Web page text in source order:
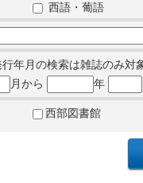
西語・葡語
年月の検索は雑誌のみ対
月から 年
西部図書館